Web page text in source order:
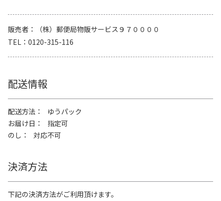
販売者
（株）郵便局物販サービス９７００００
TEL
0120-315-116
配送情報
配送方法
ゆうパック
お届け日
指定可
のし
対応不可
決済方法
下記の決済方法がご利用頂けます。